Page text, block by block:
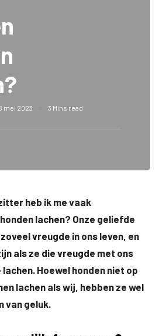
mei 2023 3 Mins read
heb ik me vaak
lachen? Onze geliefde
vreugde in ons leven, en
als ze die vreugde met ons
Hoewel honden niet op
lachen als wij, hebben ze wel
van geluk.